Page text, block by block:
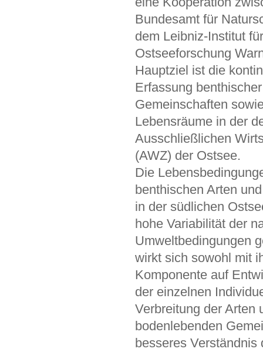
Bundesamt für
dem Leibniz-Institut für
Ostseeforschung
Hauptziel ist die
Erfassung
Gemeinschaften
Lebensräume in der
Ausschließlichen
(AWZ) der Ostsee.
Die
benthischen Arten
in der südlichen
hohe Variabilität der
Umweltbedingungen
wirkt sich sowohl mit
Komponente auf
der einzelnen
Verbreitung der Arten
bodenlebenden
besseres